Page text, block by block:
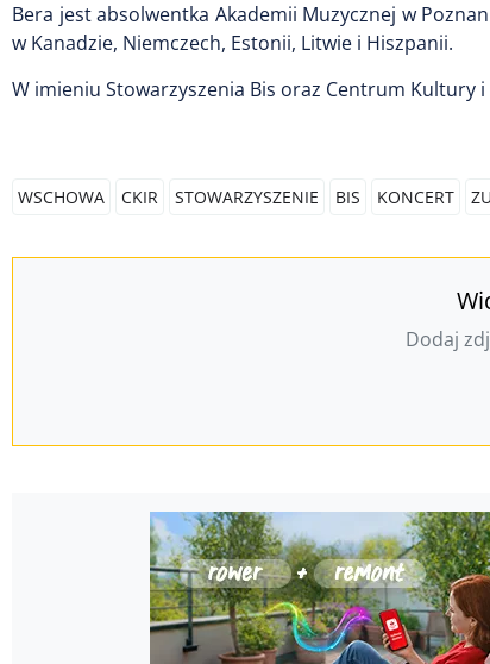
Bera jest absolwentka Akademii Muzycznej w
w Kanadzie, Niemczech, Estonii, Litwie i Hiszpanii.
W imieniu Stowarzyszenia Bis oraz Centrum Kultury
WSCHOWA CKIR STOWARZYSZENIE BIS KONCERT
Dodaj